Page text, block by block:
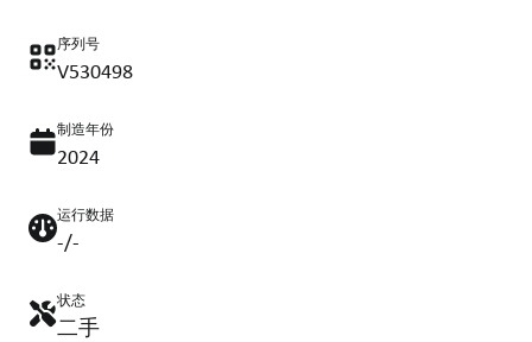
序列号
V530498
制造年份
2024
运行数据
-/-
状态
二手